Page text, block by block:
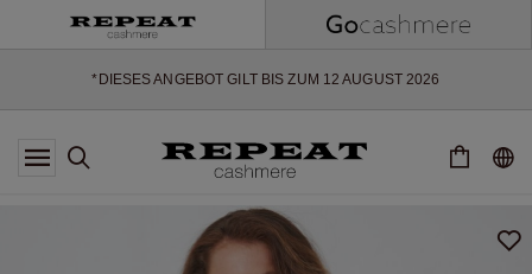
*DIESES ANGEBOT GILT BIS ZUM 12 AUGUST 2026
*GILT NICHT FÜR LIMITED EDITION
*AUSNAHMEN SIND MÖGLICH
WEICHE NEUE STYLES & FRISCHE FARBEN FÜR DIE KOMMENDE
SAISON
EXTRA 10% OFF SALE